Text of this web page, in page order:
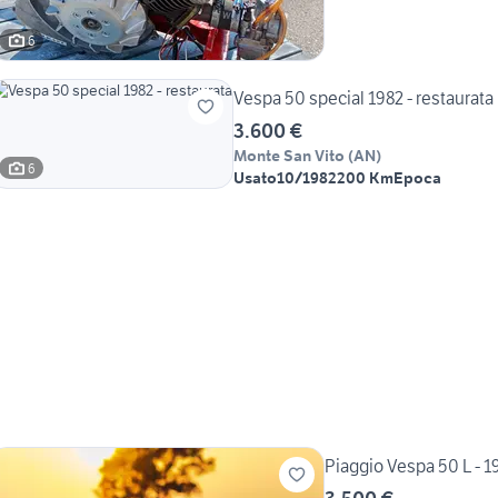
6
6
Vespa 50 special 1982 - restaurata
3.600 €
Monte San Vito (AN)
Usato10/1982200 KmEpoca
Piaggio Vespa 50 L -